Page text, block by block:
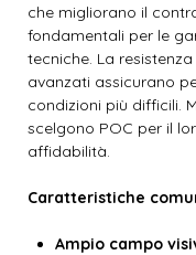
che migliorano il
fondamentali per le
tecniche. La
avanzati assicurano
condizioni più difficili.
scelgono POC per il
affidabilità.
Caratteristiche
Ampio campo